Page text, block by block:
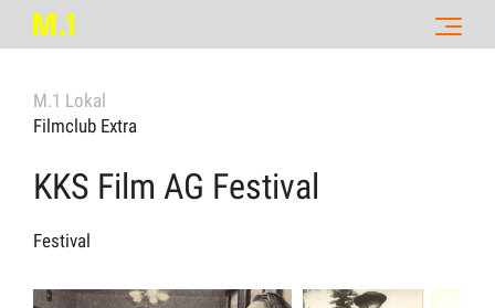
M.1 Lokal
Filmclub Extra
KKS Film AG Festival
Festival